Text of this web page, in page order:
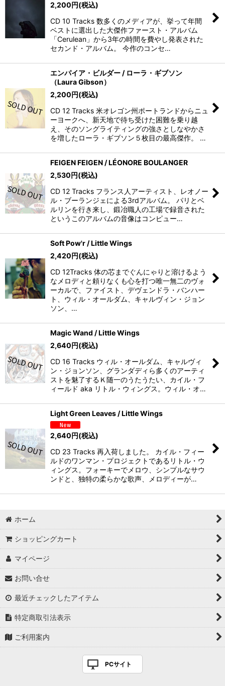
2,200円(税込)
CD 10 Tracks 数多くのメディアが、挙って年間
ベストに選出した大傑作ファースト・アルバム
「Cerulean」から3年の時間を費やし発表された
セカンド・アルバム。 今作のコンセ…
エンパイア・ビルダー / ローラ・ギブソン
（Laura Gibson）
2,200円(税込)
CD 12 Tracks 米オレゴン州ポートランドからニュ
ーヨークへ、新天地で待ち受けた困難を乗り越
え、そのソングライティングの強さとしなやかさ
を増したローラ・ギブソン５枚目の最高傑作。 …
FEIGEN FEIGEN / LÉONORE BOULANGER
2,530円(税込)
CD 12 Tracks フランス人アーティスト、レオノー
ル・ブーランジェによる3rdアルバム。 パリとベ
ルリンを行き来し、鍛冶職人の工場で録音された
というこのアルバムの音像はコンピュー…
Soft Pow'r / Little Wings
2,420円(税込)
CD 12Tracks 体の芯までぐんにゃりと溶けるよう
なメロディと頼りなくも心を打つ唯一無二のヴォ
ーカルで、ファイスト、デヴェンドラ・バンハー
ト、ウィル・オールダム、キャルヴィン・ジョン
ソン、…
Magic Wand / Little Wings
2,640円(税込)
CD 16 Tracks ウィル・オールダム、キャルヴィ
ン・ジョンソン、グランダディら多くのアーティ
ストを魅了するＫ随一のうたうたい、カイル・フ
ィールド aka リトル・ウィングス。ウィル・オ…
Light Green Leaves / Little Wings
2,640円(税込)
CD 23 Tracks 再入荷しました。 カイル・フィー
ルドのワンマン・プロジェクトであるリトル・ウ
ィングス。フォーキーでメロウ、シンプルなサウ
ンドと、独特の柔らかな歌声、メロディーが…
ホーム
ショッピングカート
マイページ
お問い合せ
最近チェックしたアイテム
特定商取引法表示
ご利用案内
PCサイト